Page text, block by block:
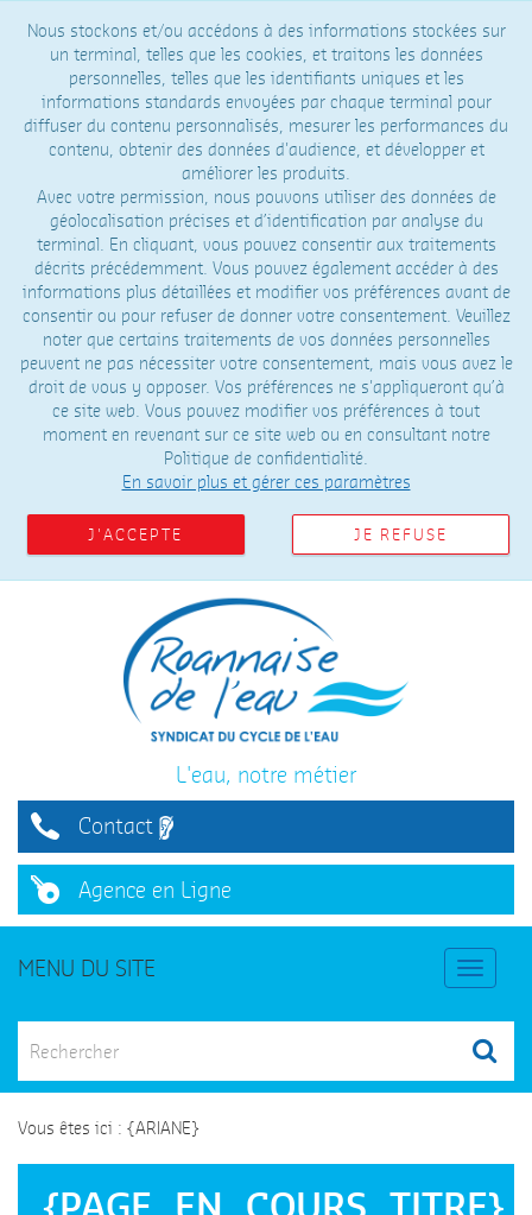
Nous stockons et/ou accédons à des informations stockées sur
un terminal, telles que les cookies, et traitons les données
personnelles, telles que les identifiants uniques et les
informations standards envoyées par chaque terminal pour
diffuser du contenu personnalisés, mesurer les performances du
contenu, obtenir des données d'audience, et développer et
améliorer les produits.
Avec votre permission, nous pouvons utiliser des données de
géolocalisation précises et d’identification par analyse du
terminal. En cliquant, vous pouvez consentir aux traitements
décrits précédemment. Vous pouvez également accéder à des
informations plus détaillées et modifier vos préférences avant de
consentir ou pour refuser de donner votre consentement. Veuillez
noter que certains traitements de vos données personnelles
peuvent ne pas nécessiter votre consentement, mais vous avez le
droit de vous y opposer. Vos préférences ne s'appliqueront qu’à
ce site web. Vous pouvez modifier vos préférences à tout
moment en revenant sur ce site web ou en consultant notre
Politique de confidentialité.
En savoir plus et gérer ces paramètres
J'ACCEPTE JE REFUSE
L'eau, notre métier
Contact
Agence en Ligne
MENU DU SITE
Vous êtes ici : {ARIANE}
{PAGE_EN_COURS_TITRE}